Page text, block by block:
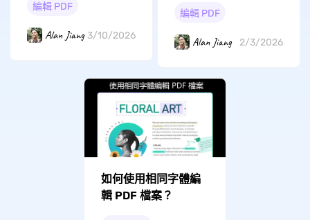
編輯 PDF
Alan Jiang 3/10/2026
編輯 PDF
Alan Jiang 2/3/2026
如何使用相同字體編
輯 PDF 檔案？